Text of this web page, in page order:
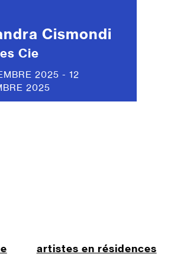
Cismondi
Cie
2025 - 12
2025
artistes en résidences